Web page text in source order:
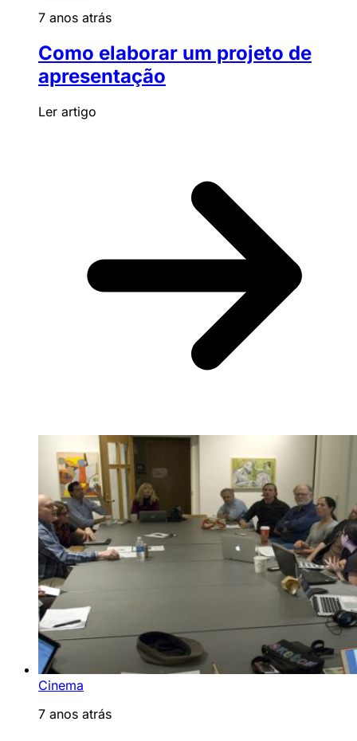
7 anos atrás
Como elaborar um projeto de
apresentação
Ler artigo
Cinema
7 anos atrás